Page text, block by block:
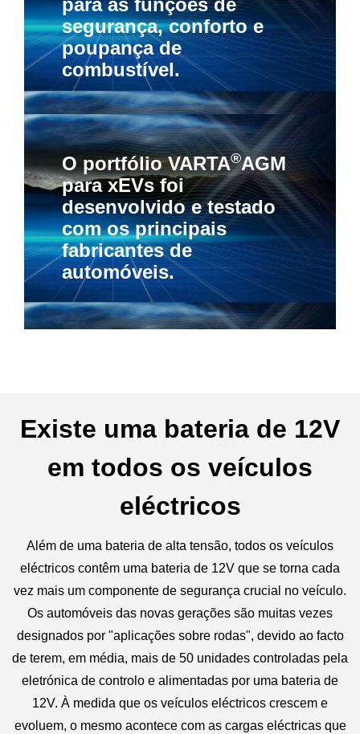
para as funções de
segurança, conforto e
poupança de
combustível.
O portfólio VARTA®AGM
para xEVs foi
desenvolvido e testado
com os principais
fabricantes de
automóveis.
Existe uma bateria de 12V
em todos os veículos
eléctricos
Além de uma bateria de alta tensão, todos os veículos
eléctricos contêm uma bateria de 12V que se torna cada
vez mais um componente de segurança crucial no veículo.
Os automóveis das novas gerações são muitas vezes
designados por "aplicações sobre rodas", devido ao facto
de terem, em média, mais de 50 unidades controladas pela
eletrónica de controlo e alimentadas por uma bateria de
12V. À medida que os veículos eléctricos crescem e
evoluem, o mesmo acontece com as cargas eléctricas que